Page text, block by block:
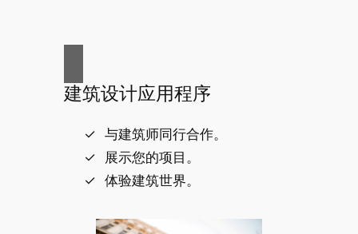
建筑设计应用程序
与建筑师同行合作。
展示您的项目。
体验建筑世界。